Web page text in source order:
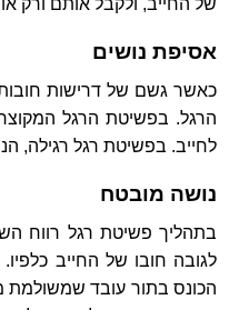
של החייב, ולקבל אותם ורק
אסיפת נושים
כאשר גשם של דרישות חובות
הרגל. בפשיטת הרגל
לחייב. בפשיטת רגל רגילה,
נושה מובטח
בתהליך פשיטת רגל רווח
לגובה חובו של החייב
הכונס בתור עובד שמשולמת